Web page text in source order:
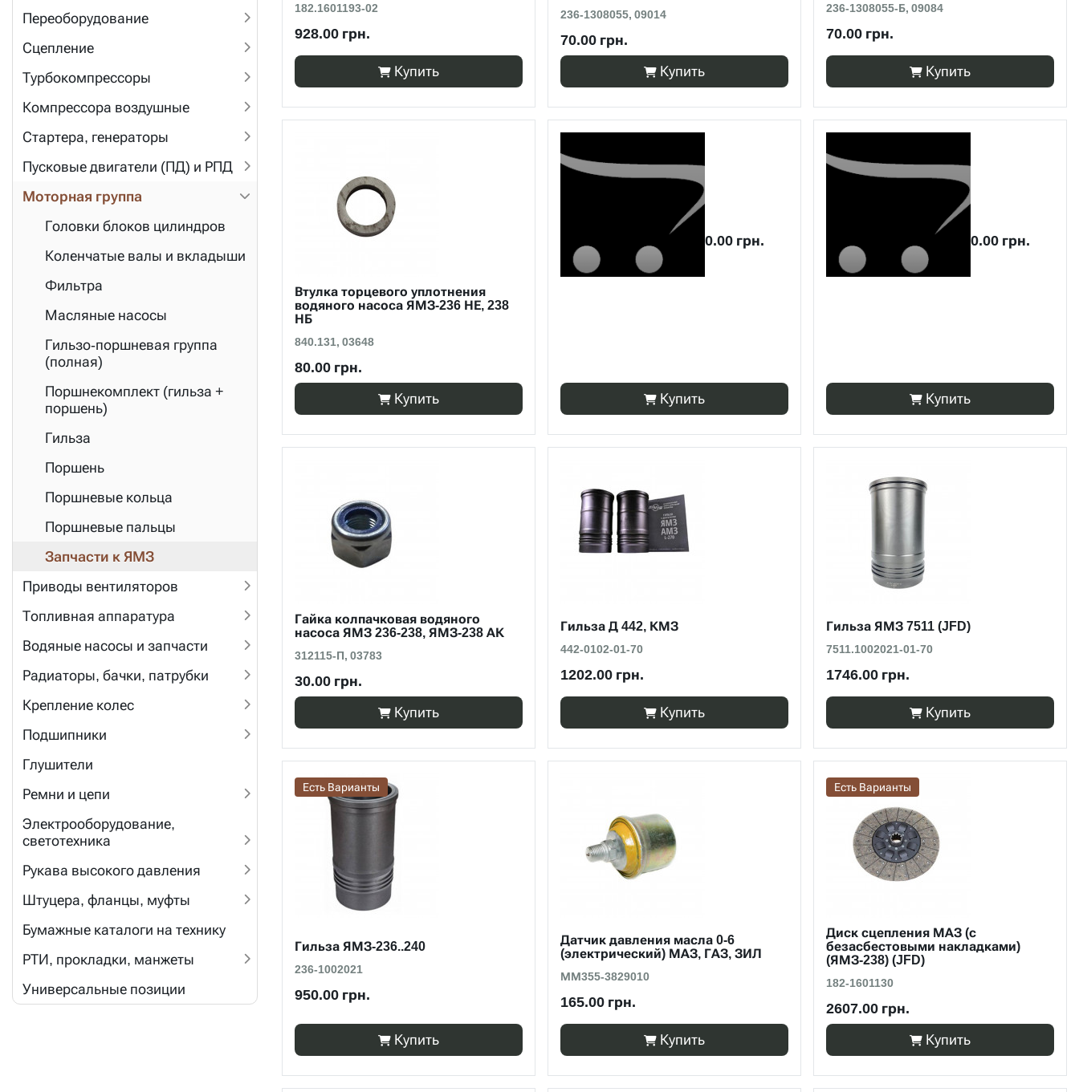
Переоборудование
Сцепление
Турбокомпрессоры
Компрессора воздушные
Стартера, генераторы
Пусковые двигатели (ПД) и РПД
Моторная группа
Головки блоков цилиндров
Коленчатые валы и вкладыши
Фильтра
Масляные насосы
Гильзо-поршневая группа
(полная)
Поршнекомплект (гильза +
поршень)
Гильза
Поршень
Поршневые кольца
Поршневые пальцы
Запчасти к ЯМЗ
Приводы вентиляторов
Топливная аппаратура
Водяные насосы и запчасти
Радиаторы, бачки, патрубки
Крепление колес
Подшипники
Глушители
Ремни и цепи
Электрооборудование,
светотехника
Рукава высокого давления
Штуцера, фланцы, муфты
Бумажные каталоги на технику
РТИ, прокладки, манжеты
Универсальные позиции
182.1601193-02
928.00 грн.
Купить
236-1308055, 09014
70.00 грн.
Купить
236-1308055-Б, 09084
70.00 грн.
Купить
Втулка торцевого уплотнения
водяного насоса ЯМЗ-236 НЕ, 238
НБ
840.131, 03648
80.00 грн.
Купить
0.00 грн.
Купить
0.00 грн.
Купить
Гайка колпачковая водяного
насоса ЯМЗ 236-238, ЯМЗ-238 АК
312115-П, 03783
30.00 грн.
Купить
Гильза Д 442, КМЗ
442-0102-01-70
1202.00 грн.
Купить
Гильза ЯМЗ 7511 (JFD)
7511.1002021-01-70
1746.00 грн.
Купить
Есть Варианты
Гильза ЯМЗ-236..240
236-1002021
950.00 грн.
Купить
Датчик давления масла 0-6
(электрический) МАЗ, ГАЗ, ЗИЛ
ММ355-3829010
165.00 грн.
Купить
Есть Варианты
Диск сцепления МАЗ (с
безасбестовыми накладками)
(ЯМЗ-238) (JFD)
182-1601130
2607.00 грн.
Купить